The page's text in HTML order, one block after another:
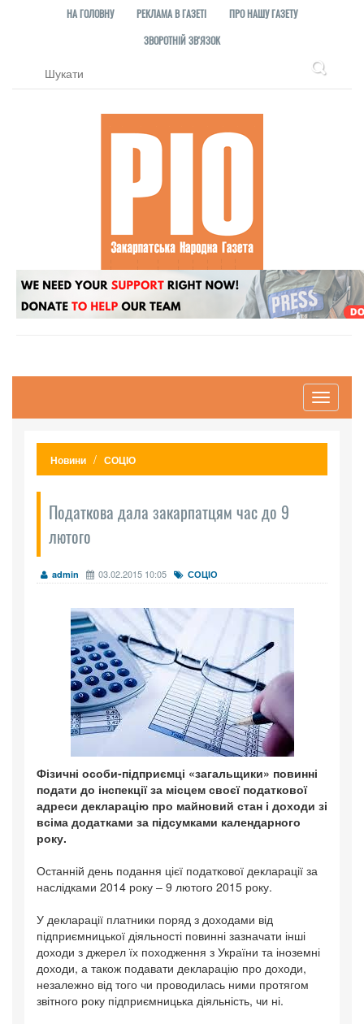
НА ГОЛОВНУ РЕКЛАМА В ГАЗЕТІ
ПРО НАШУ ГАЗЕТУ
ЗВОРОТНІЙ ЗВ'ЯЗОК
Toggle
Новини СОЦІО
Податкова дала закарпатцям час до 9
лютого
admin 03.02.2015 10:05 СОЦІО
Фізичні особи-підприємці «загальщики» повинні
подати до інспекції за місцем своєї податкової
адреси декларацію про майновий стан і доходи зі
всіма додатками за підсумками календарного
року.
Останній день подання цієї податкової декларації за
наслідками 2014 року – 9 лютого 2015 року.
У декларації платники поряд з доходами від
підприємницької діяльності повинні зазначати інші
доходи з джерел їх походження з України та іноземні
доходи, а також подавати декларацію про доходи,
незалежно від того чи проводилась ними протягом
звітного року підприємницька діяльність, чи ні.